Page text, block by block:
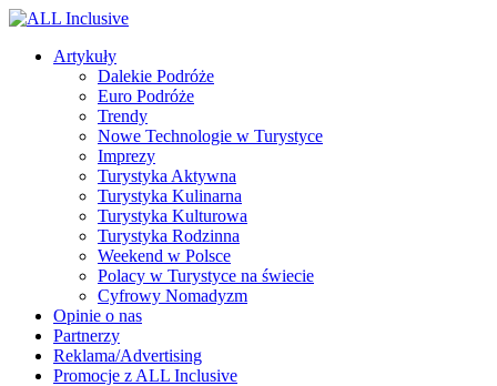
Artykuły
Dalekie Podróże
Euro Podróże
Trendy
Nowe Technologie w Turystyce
Imprezy
Turystyka Aktywna
Turystyka Kulinarna
Turystyka Kulturowa
Turystyka Rodzinna
Weekend w Polsce
Polacy w Turystyce na świecie
Cyfrowy Nomadyzm
Opinie o nas
Partnerzy
Reklama/Advertising
Promocje z ALL Inclusive